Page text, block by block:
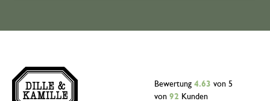
Bewertung 4.63 von 5
von 92 Kunden